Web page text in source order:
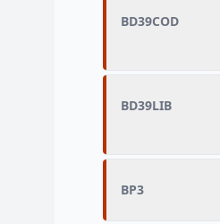
BD39COD
BD39LIB
BP3